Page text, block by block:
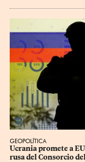
GEOPOLÍTICA
Ucrania promete a
rusa del Consorcio